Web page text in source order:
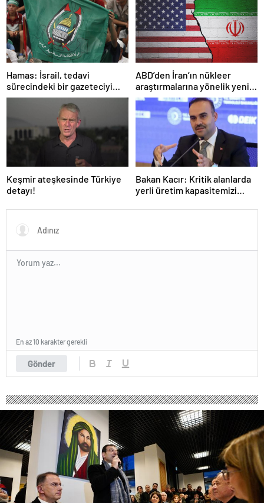
Hamas: İsrail, tedavi
sürecindeki bir gazeteciyi
öldürerek savaş suçu
ABD’den İran’ın nükleer
araştırmalarına yönelik yeni
yaptırımlar
Keşmir ateşkesinde Türkiye
detayı!
Bakan Kacır: Kritik alanlarda
yerli üretim kapasitemizi
Gönder
En az 10 karakter gerekli